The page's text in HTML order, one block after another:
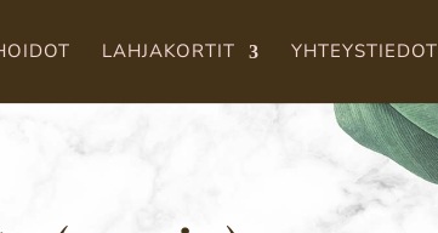
LAHJAKORTIT YHTEYSTIEDOT